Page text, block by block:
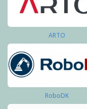
ARTO
RoboDK